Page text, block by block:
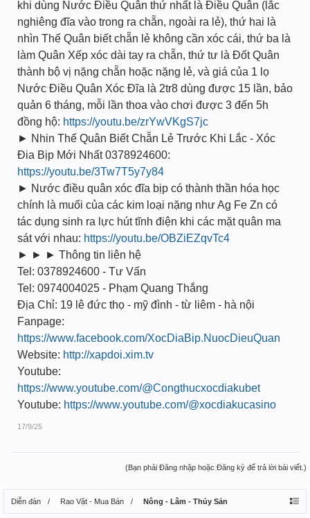
khi dùng Nước Điều Quân thứ nhất là Điều Quân (lắc
nghiêng đĩa vào trong ra chẵn, ngoài ra lẻ), thứ hai là
nhìn Thế Quân biết chẵn lẻ không cần xóc cái, thứ ba là
làm Quân Xếp xóc dài tay ra chẵn, thứ tư là Đốt Quân
thành bộ vị nặng chẵn hoặc nặng lẻ, và giá của 1 lọ
Nước Điều Quân Xóc Đĩa là 2tr8 dùng được 15 lần, bảo
quản 6 tháng, mỗi lần thoa vào chơi được 3 đến 5h
đồng hộ: https://youtu.be/zrYwVKgS7jc
► Nhin Thế Quân Biết Chẵn Lẻ Trước Khi Lắc - Xóc
Đia Bịp Mới Nhất 0378924600:
https://youtu.be/3Tw7T5y7y84
► Nước điều quân xóc đĩa bịp có thành thần hóa học
chính là muối của các kim loại nặng như Ag Fe Zn có
tác dụng sinh ra lực hút tĩnh điện khi các mặt quân ma
sát với nhau: https://youtu.be/OBZiEZqvTc4
► ► ► Thông tin liên hệ
Tel: 0378924600 - Tư Vấn
Tel: 0974004025 - Phạm Quang Thắng
Địa Chỉ: 19 lê đức thọ - mỹ đình - từ liêm - hà nội
Fanpage:
https://www.facebook.com/XocDiaBip.NuocDieuQuan
Website: http://xapdoi.xim.tv
Youtube:
https://www.youtube.com/@Congthucxocdiakubet
Youtube: https://www.youtube.com/@xocdiakucasino
17/9/25
(Bạn phải Đăng nhập hoặc Đăng ký để trả lời bài viết.)
Diễn đàn Rao Vặt - Mua Bán Nông - Lâm - Thủy Sản